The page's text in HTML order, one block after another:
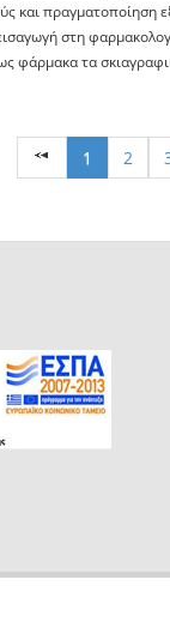
και πραγματοποίηση
στη
φάρμακα τα
1 2